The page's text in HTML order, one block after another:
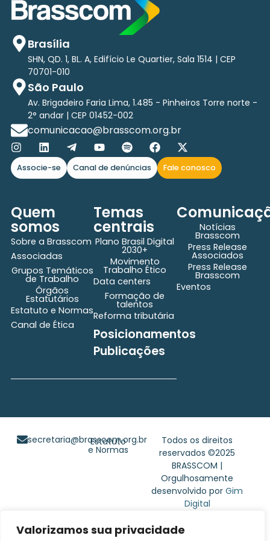
Valorizamos sua privacidade
Brasília
SHN, QD. 1, BL. A, Edifício Le Quartier, Sala 1514 | CEP
70701-010
São Paulo
Av. Brigadeiro Faria Lima, 1.485 - Pinheiros Torre norte -
2° andar | CEP 01452-002
comunicacao@brasscom.org.br
Associe-se Canal de denúncias Fale conosco
Quem
somos
Sobre a Brasscom
Associadas
Grupos Temáticos
de Trabalho
Órgãos
Estatutários
Estatuto e Normas
Canal de Ética
Temas
centrais
Plano Brasil Digital
2030+
Movimento
Trabalho Ético
Data centers
Formação de
talentos
Reforma tributária
Posicionamentos
Publicações
Notícias
Brasscom
Press Release
Associados
Press Release
Brasscom
Eventos
Todos os direitos
reservados ©2025
BRASSCOM |
Orgulhosamente
desenvolvido porGim
Digital
secretaria@brasscom.org.br
Estatuto
e Normas